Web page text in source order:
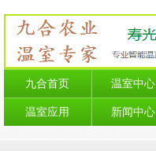
九合首页 温室中心
温室应用 新闻中心